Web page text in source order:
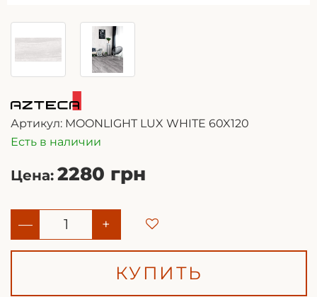
Артикул: MOONLIGHT LUX WHITE 60X120
Есть в наличии
Цена: 2280 грн
— +
КУПИТЬ